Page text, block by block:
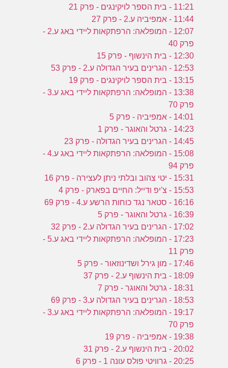
11:21 - בית הספר לויקינגים - פרק 21
11:44 - אמפיביה ע.2 - פרק 27
12:07 - המופלאה: הרפתקאות ליידי באג ע.2 -
פרק 40
12:30 - בית הינשוף - פרק 15
12:53 - הגרינים בעיר הגדולה ע.2 - פרק 53
13:15 - בית הספר לויקינגים - פרק 19
13:38 - המופלאה: הרפתקאות ליידי באג ע.3 -
פרק 70
14:01 - אמפיביה - פרק 5
14:23 - גרטל והאוגר - פרק 1
14:45 - הגרינים בעיר הגדולה - פרק 23
15:08 - המופלאה: הרפתקאות ליידי באג ע.4 -
פרק 94
15:31 - יטי צהוב ובלתי ניתן לעצירה - פרק 16
15:53 - צ'יפ ודייל: החיים בפארק - פרק 4
16:16 - סטאר נגד כוחות הרשע ע.4 - פרק 69
16:39 - גרטל והאוגר - פרק 5
17:02 - הגרינים בעיר הגדולה ע.2 - פרק 32
17:23 - המופלאה: הרפתקאות ליידי באג ע.5 -
פרק 11
17:46 - מון גירל ושדינוזאור - פרק 5
18:09 - בית הינשוף ע.2 - פרק 37
18:31 - גרטל והאוגר - פרק 7
18:53 - הגרינים בעיר הגדולה ע.3 - פרק 69
19:17 - המופלאה: הרפתקאות ליידי באג ע.3 -
פרק 70
19:38 - אמפיביה - פרק 19
20:02 - בית הינשוף ע.2 - פרק 31
20:25 - גרוויטי פולס עונה 1 - פרק 6